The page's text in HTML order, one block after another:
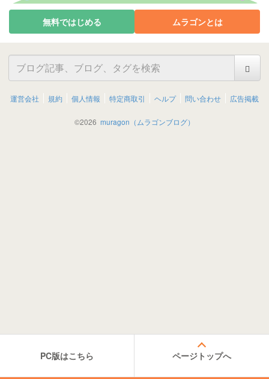
無料ではじめる ムラゴンとは
運営会社 規約 個人情報 特定商取引 ヘルプ 問い合わせ 広告掲載
©2026 muragon（ムラゴンブログ）
PC版はこちら ページトップへ